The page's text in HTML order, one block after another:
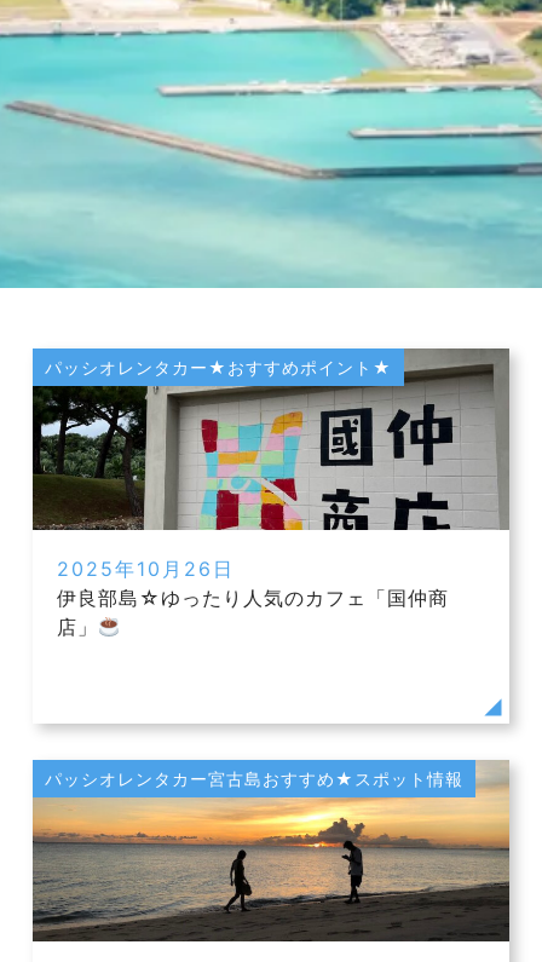
パッシオレンタカー★おすすめポイント★
2025年10月26日
伊良部島☆ゆったり人気のカフェ「国仲商
店」
パッシオレンタカー宮古島おすすめ★スポット情報